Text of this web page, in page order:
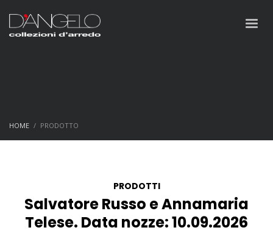
HOME PRODOTTO
PRODOTTI
Salvatore Russo e Annamaria
Telese. Data nozze: 10.09.2026